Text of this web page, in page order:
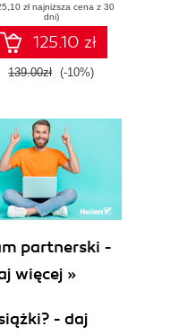
Tools, and
Microsoft Fabric -
Fourth Edition
zł najniższa cena z 30
dni)
125.10 zł
139.00zł (-10%)
partnerski -
więcej »
- daj